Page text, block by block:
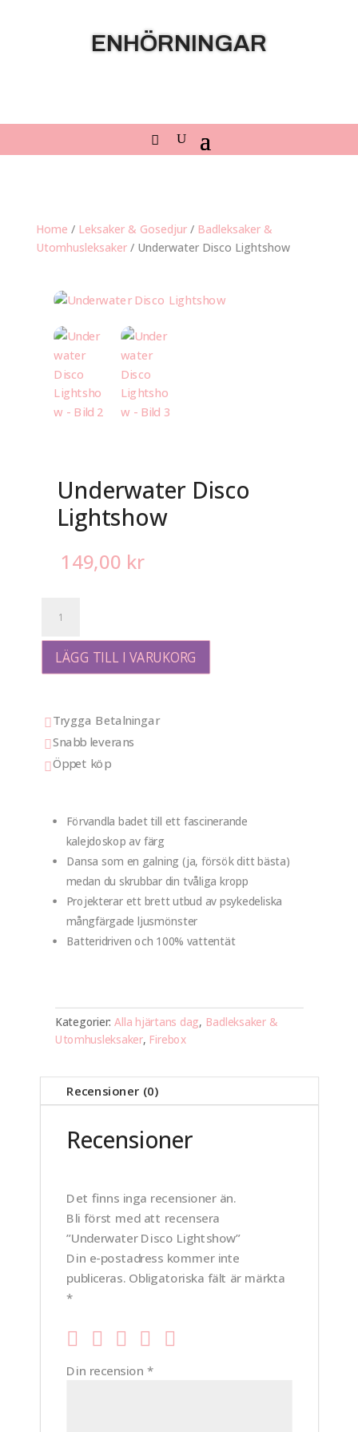
ENHÖRNINGAR
Home / Leksaker & Gosedjur/ Badleksaker &
Utomhusleksaker/ Underwater Disco Lightshow
Underwater Disco
Lightshow
149,00 kr
Disco
Lightshow
mängd
LÄGG TILL I VARUKORG
Trygga Betalningar
Snabb leverans
Öppet köp
Förvandla badet till ett fascinerande
kalejdoskop av färg
Dansa som en galning (ja, försök ditt bästa)
medan du skrubbar din tvåliga kropp
Projekterar ett brett utbud av psykedeliska
mångfärgade ljusmönster
Batteridriven och 100% vattentät
Kategorier: Alla hjärtans dag, Badleksaker &
Utomhusleksaker, Firebox
Recensioner (0)
Recensioner
Det finns inga recensioner än.
Bli först med att recensera
”Underwater Disco Lightshow”
Din e-postadress kommer inte
publiceras. Obligatoriska fält är märkta
*
Din recension *